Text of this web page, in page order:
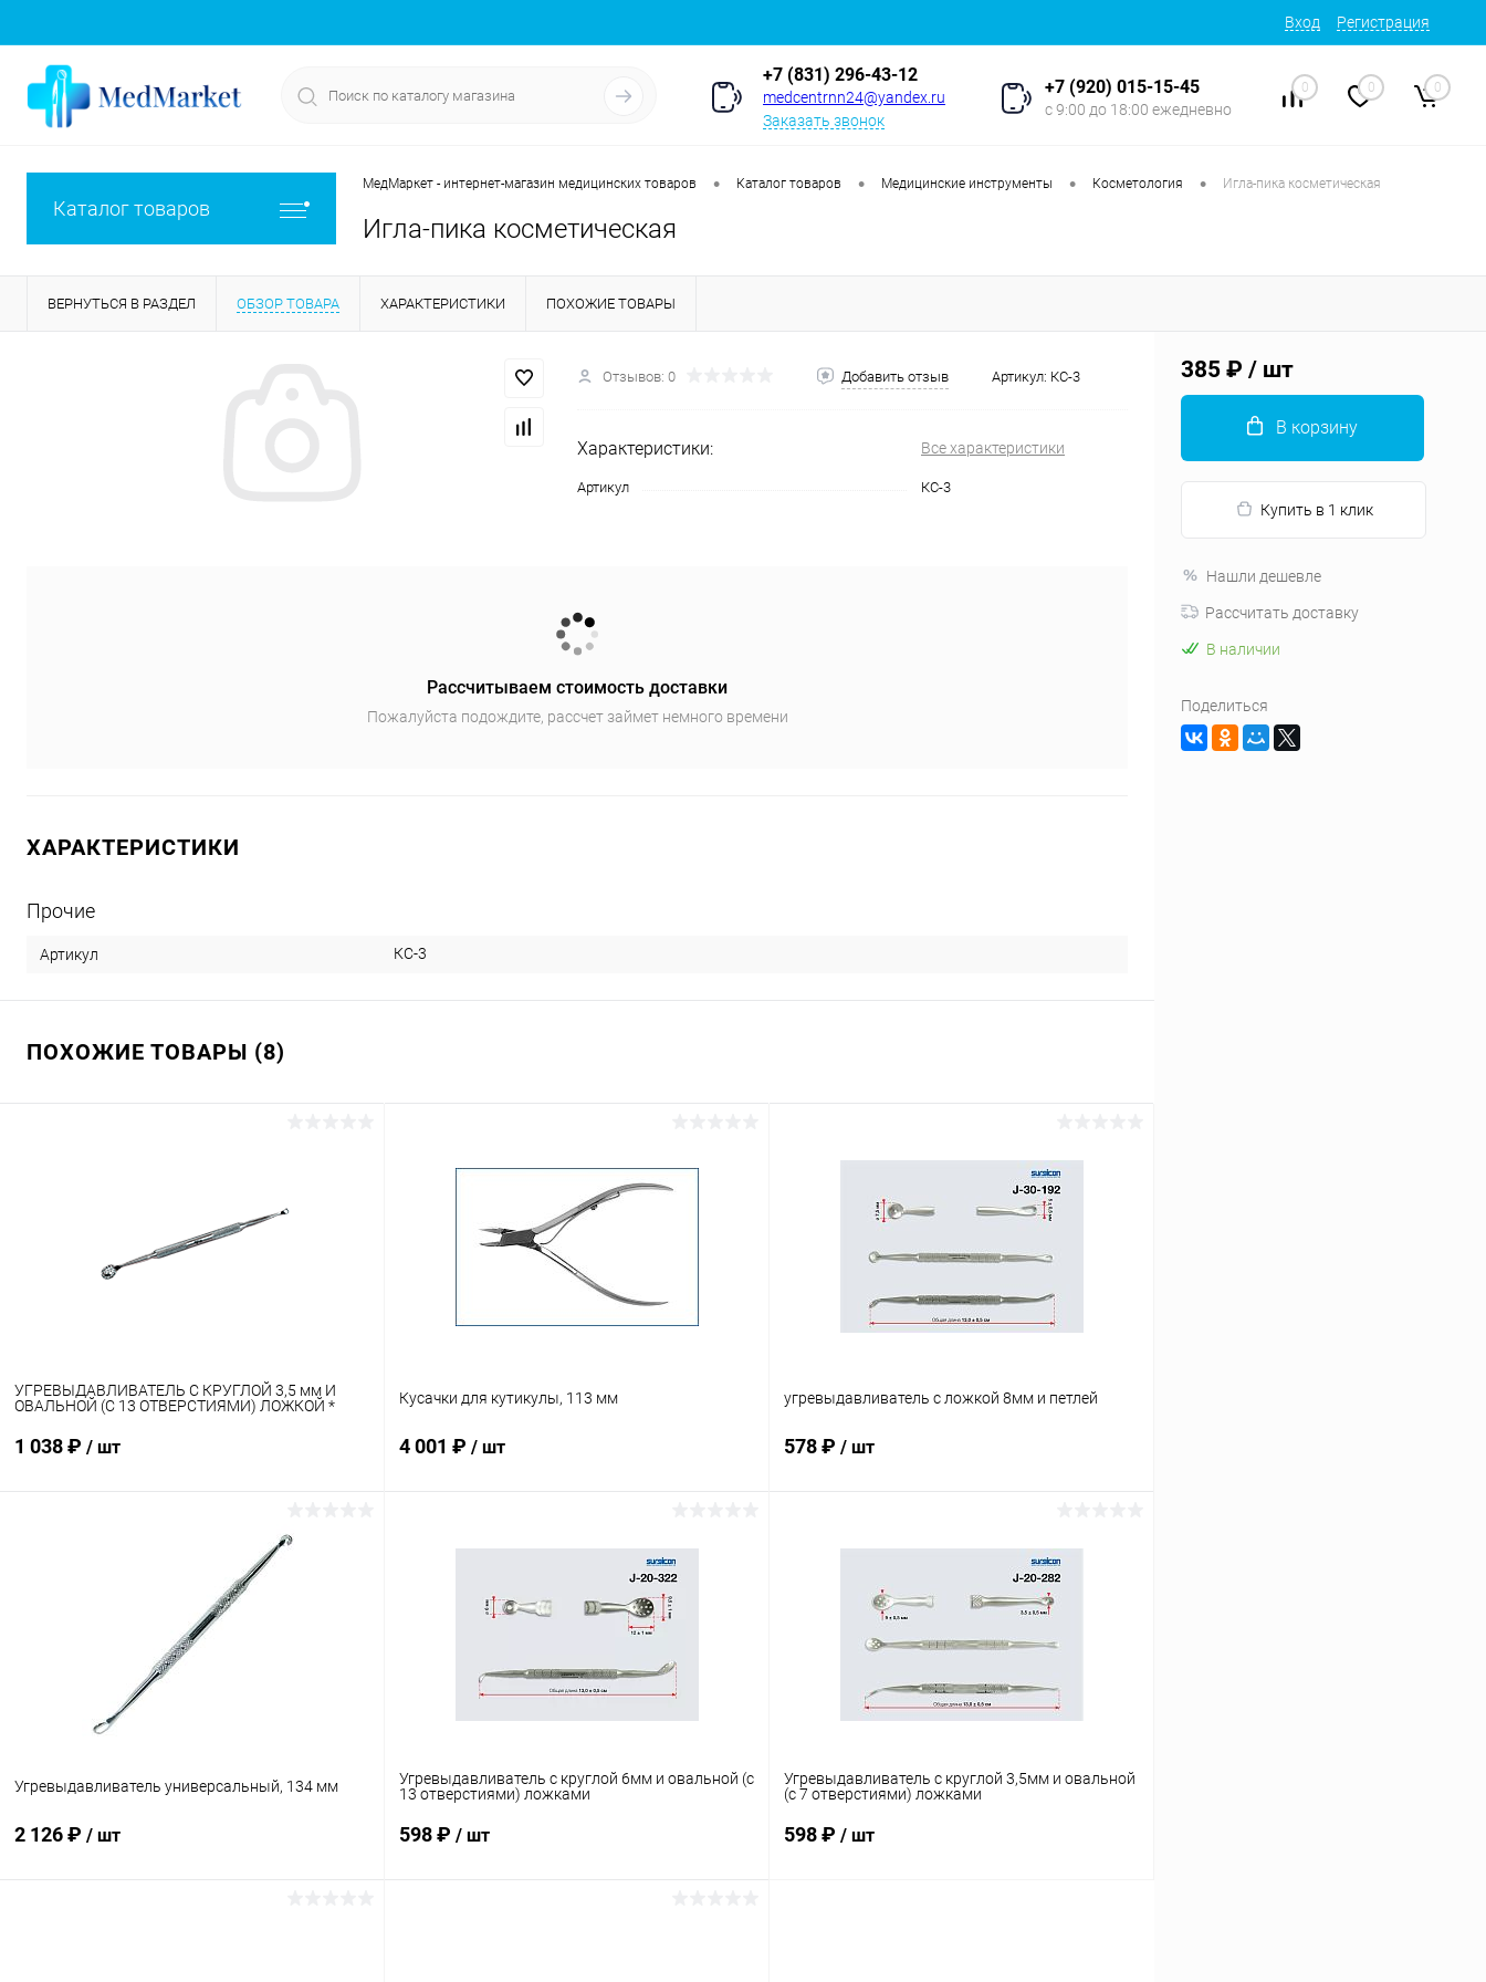
Вход Регистрация
+7 (831) 296-43-12
medcentrnn24@yandex.ru
Заказать звонок
+7 (920) 015-15-45
с 9:00 до 18:00 ежедневно
0 0 0
Каталог товаров
МедМаркет - интернет-магазин медицинских товаров • Каталог товаров • Медицинские инструменты • Косметология • Игла-пика косметическая
Игла-пика косметическая
ВЕРНУТЬСЯ В РАЗДЕЛ ОБЗОР ТОВАРА ХАРАКТЕРИСТИКИ ПОХОЖИЕ ТОВАРЫ
Отзывов: 0 Добавить отзыв Артикул: КС-3
Характеристики: Все характеристики
Артикул КС-3
Рассчитываем стоимость доставки
Пожалуйста подождите, рассчет займет немного времени
ХАРАКТЕРИСТИКИ
Прочие
Артикул КС-3
ПОХОЖИЕ ТОВАРЫ (8)
УГРЕВЫДАВЛИВАТЕЛЬ С КРУГЛОЙ 3,5 мм И
ОВАЛЬНОЙ (С 13 ОТВЕРСТИЯМИ) ЛОЖКОЙ *
1 038 ₽ / шт
Сравнение
Кусачки для кутикулы, 113 мм
4 001 ₽ / шт
Купить в 1 клик Сравнение
Под заказ
угревыдавливатель с ложкой 8мм и петлей
578 ₽ / шт
Купить в 1 клик Сравнение
Угревыдавливатель универсальный, 134 мм
2 126 ₽ / шт
Угревыдавливатель с круглой 6мм и овальной (с
13 отверстиями) ложками
598 ₽ / шт
Угревыдавливатель с круглой 3,5мм и овальной
(с 7 отверстиями) ложками
598 ₽ / шт
385 ₽ / шт
В корзину
Купить в 1 клик
Нашли дешевле
Рассчитать доставку
В наличии
Поделиться